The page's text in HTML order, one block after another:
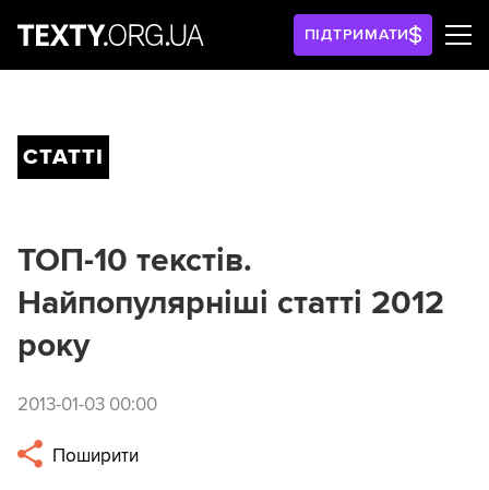
ПІДТРИМАТИ
СТАТТІ
ТОП-10 текстів.
Найпопулярніші статті 2012
року
2013-01-03 00:00
Поширити